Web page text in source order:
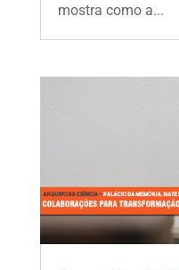
mostra como a...